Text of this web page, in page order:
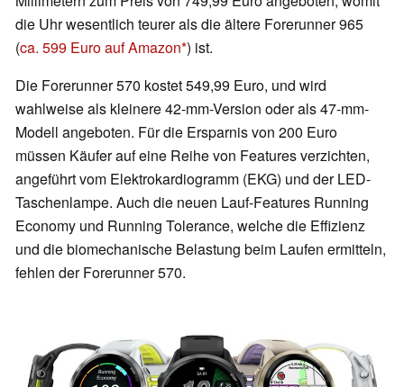
die Uhr wesentlich teurer als die ältere Forerunner 965
(ca. 599 Euro auf Amazon ) ist.
Die Forerunner 570 kostet 549,99 Euro, und wird
wahlweise als kleinere 42-mm-Version oder als 47-mm-
Modell angeboten. Für die Ersparnis von 200 Euro
müssen Käufer auf eine Reihe von Features verzichten,
angeführt vom Elektrokardiogramm (EKG) und der LED-
Taschenlampe. Auch die neuen Lauf-Features Running
Economy und Running Tolerance, welche die Effizienz
und die biomechanische Belastung beim Laufen ermitteln,
fehlen der Forerunner 570.